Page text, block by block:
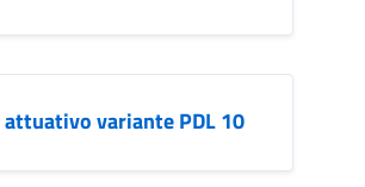
attuativo variante PDL 10